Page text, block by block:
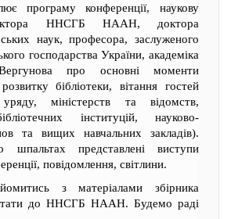
програму конференції, наукову
ННСГБ НААН, доктора
наук, професора, заслуженого
господарства України, академіка
про основні моменти
бібліотеки, вітання гостей
уряду, міністерств та відомств,
інституцій, науково-
та вищих навчальних закладів).
представлені виступи
повідомлення, світлини.
з матеріалами збірника
до ННСГБ НААН. Будемо раді